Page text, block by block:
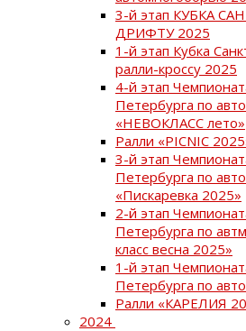
3-й этап КУБКА
ДРИФТУ 2025
1-й этап Кубка
ралли-кроссу 2025
4-й этап
Петербурга по
«НЕВОКЛАСС лето»
Ралли «PICNIC
3-й этап
Петербурга по
«Пискаревка 2025»
2-й этап
Петербурга по
класс весна 2025»
1-й этап
Петербурга по
Ралли «КАРЕЛИЯ
2024